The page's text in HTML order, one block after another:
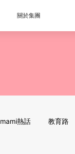
關於集團
mami熱話 教育路